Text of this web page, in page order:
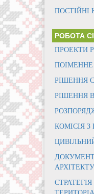
ПОСТІЙНІ
РОБОТА
ПРОЕКТИ
РІШЕННЯ
РІШЕННЯ
КОМІСІЯ